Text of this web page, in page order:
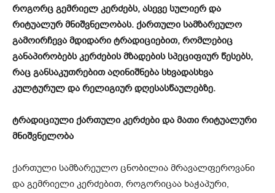
როგორც გემრიელ კერძებს, ასევე სულიერ და
რიტუალურ მნიშვნელობას. ქართული სამზარეულო
გამოირჩევა მდიდარი ტრადიციებით, რომლებიც
განაპირობებს კერძების მზადების სპეციფიურ წესებს,
რაც განსაკუთრებით აღინიშნება სხვადასხვა
კულტურულ და რელიგიურ დღესასწაულებზე.
ტრადიციული ქართული კერძები და მათი რიტუალური
მნიშვნელობა
ქართული სამზარეულო ცნობილია მრავალფეროვანი
და გემრიელი კერძებით, როგორიცაა ხაჭაპური,